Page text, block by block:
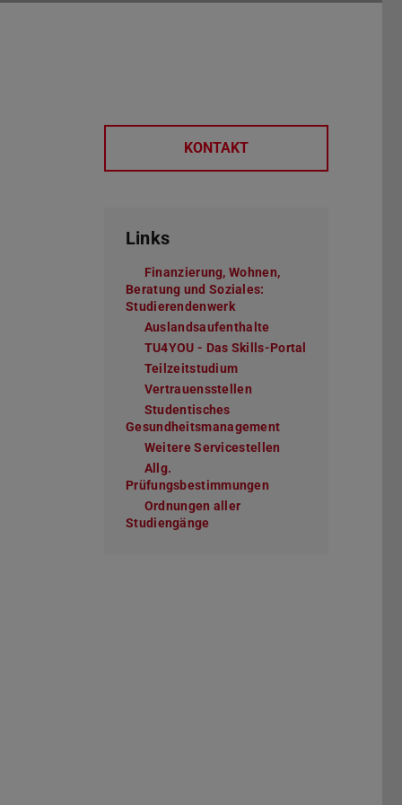
KONTAKT
Links
Finanzierung, Wohnen,
Beratung und Soziales:
Studierendenwerk
Auslandsaufenthalte
TU4YOU - Das Skills-Portal
Teilzeitstudium
Vertrauensstellen
Studentisches
Gesundheitsmanagement
Weitere Servicestellen
Allg.
Prüfungsbestimmungen
Ordnungen aller
Studiengänge